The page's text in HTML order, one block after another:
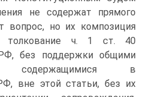
не содержат прямого
вопрос, но их композиция
толкование ч. 1 ст. 40
без поддержки общими
содержащимися в
вне этой статьи, без их